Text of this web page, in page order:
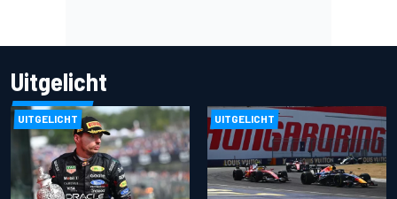
Uitgelicht
UITGELICHT UITGELICHT